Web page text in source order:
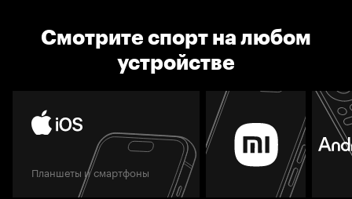
Смотрите спорт на любом
устройстве
Планшеты и смартфоны